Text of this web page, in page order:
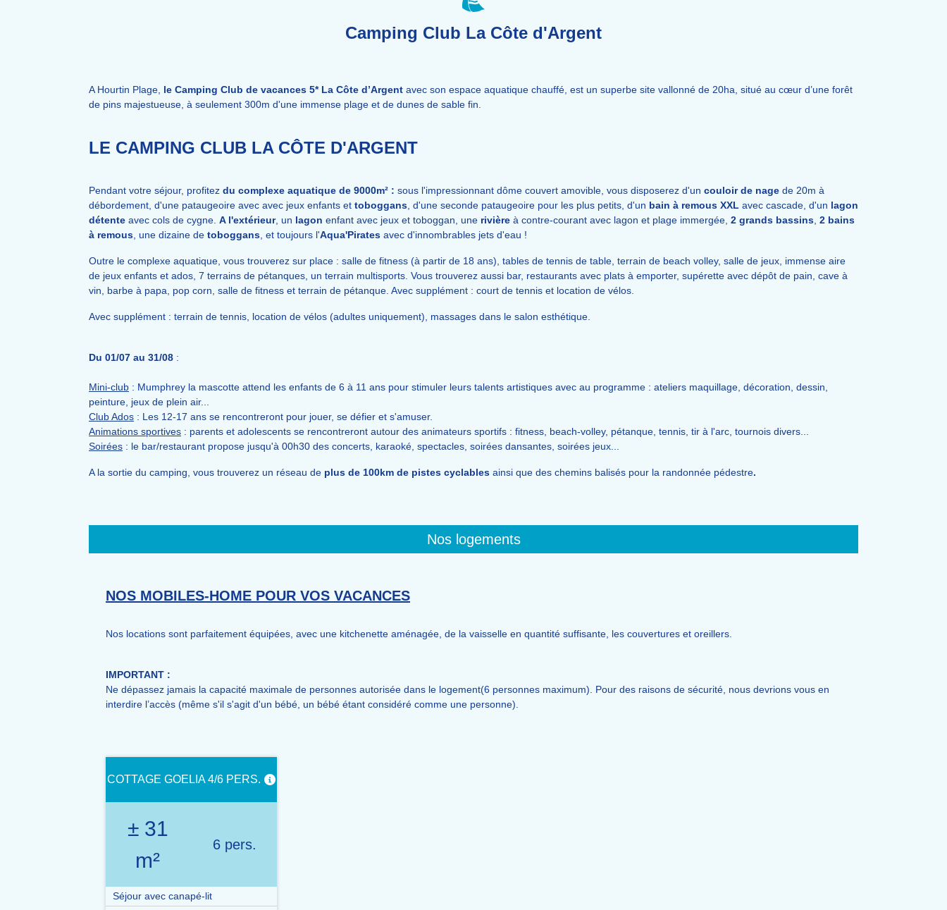
Camping Club La Côte d'Argent
A Hourtin Plage, le Camping Club de vacances 5* La Côte d’Argent avec son espace aquatique chauffé, est un superbe site vallonné de 20ha, situé au cœur d’une forêt
de pins majestueuse, à seulement 300m d'une immense plage et de dunes de sable fin.
LE CAMPING CLUB LA CÔTE D'ARGENT
Pendant votre séjour, profitez du complexe aquatique de 9000m² : sous l'impressionnant dôme couvert amovible, vous disposerez d'un couloir de nage de 20m à
débordement, d'une pataugeoire avec avec jeux enfants et toboggans , d'une seconde pataugeoire pour les plus petits, d'un bain à remous XXL avec cascade, d'un lagon
détente avec cols de cygne. A l'extérieur, un lagon enfant avec jeux et toboggan, une rivière à contre-courant avec lagon et plage immergée, 2 grands bassins 2 bains
à remous , une dizaine de toboggans , et toujours l'Aqua'Pirates avec d'innombrables jets d'eau !
Outre le complexe aquatique, vous trouverez sur place : salle de fitness (à partir de 18 ans), tables de tennis de table, terrain de beach volley, salle de jeux, immense aire
de jeux enfants et ados, 7 terrains de pétanques, un terrain multisports. Vous trouverez aussi bar, restaurants avec plats à emporter, supérette avec dépôt de pain, cave à
vin, barbe à papa, pop corn, salle de fitness et terrain de pétanque. Avec supplément : court de tennis et location de vélos.
Avec supplément : terrain de tennis, location de vélos (adultes uniquement), massages dans le salon esthétique.
Du 01/07 au 31/08 :
Mini-club : Mumphrey la mascotte attend les enfants de 6 à 11 ans pour stimuler leurs talents artistiques avec au programme : ateliers maquillage, décoration, dessin,
peinture, jeux de plein air...
Club Ados : Les 12-17 ans se rencontreront pour jouer, se défier et s'amuser.
Animations sportives : parents et adolescents se rencontreront autour des animateurs sportifs : fitness, beach-volley, pétanque, tennis, tir à l'arc, tournois divers...
Soirées : le bar/restaurant propose jusqu'à 00h30 des concerts, karaoké, spectacles, soirées dansantes, soirées jeux...
A la sortie du camping, vous trouverez un réseau de plus de 100km de pistes cyclables ainsi que des chemins balisés pour la randonnée pédestre.
Nos logements
NOS MOBILES-HOME POUR VOS VACANCES
Nos locations sont parfaitement équipées, avec une kitchenette aménagée, de la vaisselle en quantité suffisante, les couvertures et oreillers.
IMPORTANT :
Ne dépassez jamais la capacité maximale de personnes autorisée dans le logement(6 personnes maximum). Pour des raisons de sécurité, nous devrions vous en
interdire l’accès (même s'il s'agit d'un bébé, un bébé étant considéré comme une personne).
COTTAGE GOELIA 4/6 PERS.
± 31
m²
6 pers.
Séjour avec canapé-lit